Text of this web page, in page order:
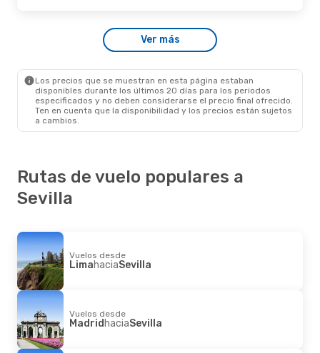
- Lun., 2 Nov.
Directo
Ver más
Los precios que se muestran en esta página estaban
disponibles durante los últimos 20 días para los periodos
especificados y no deben considerarse el precio final ofrecido.
Ten en cuenta que la disponibilidad y los precios están sujetos
a cambios.
Rutas de vuelo populares a
Sevilla
Vuelos desde
LimahaciaSevilla
Vuelos desde
MadridhaciaSevilla